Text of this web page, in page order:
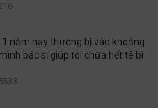
năm nay thường bị vào khoảng
bác sĩ giúp tôi chữa hết tê bì